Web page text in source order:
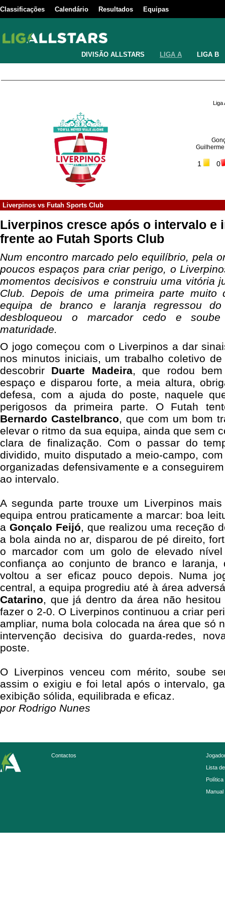
Classificações Calendário Resultados Equipas
DIVISÃO ALLSTARS LIGA A LIGA B
Liga
1 0
Liverpinos vs Futah Sports Club
Liverpinos cresce após o intervalo e
frente ao Futah Sports Club
Num encontro marcado pelo equilíbrio, pela
poucos espaços para criar perigo, o
momentos decisivos e construiu uma vitória
Club. Depois de uma primeira parte muito
equipa de branco e laranja regressou
desbloqueou o marcador cedo e
maturidade.
O jogo começou com o Liverpinos a dar
nos minutos iniciais, um trabalho coletivo
descobrir Duarte Madeira, que rodou
espaço e disparou forte, a meia altura,
defesa, com a ajuda do poste, naquele
perigosos da primeira parte. O Futah
Bernardo Castelbranco, que com um bom
elevar o ritmo da sua equipa, ainda que sem
clara de finalização. Com o passar do
dividido, muito disputado a meio-campo,
organizadas defensivamente e a
ao intervalo.
A segunda parte trouxe um Liverpinos
equipa entrou praticamente a marcar: boa
aGonçalo Feijó, que realizou uma receção
a bola ainda no ar, disparou de pé direito,
o marcador com um golo de elevado
confiança ao conjunto de branco e laranja,
voltou a ser eficaz pouco depois. Numa
central, a equipa progrediu até à área
Catarino, que já dentro da área não
fazer o 2-0. O Liverpinos continuou a criar
ampliar, numa bola colocada na área que só
intervenção decisiva do guarda-redes,
poste.
O Liverpinos venceu com mérito, soube
assim o exigiu e foi letal após o intervalo,
exibição sólida, equilibrada e eficaz.
por Rodrigo Nunes
Contactos
Lista
Política